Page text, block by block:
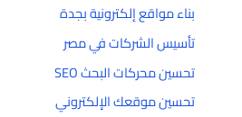
بناء مواقع إلكترونية بجدة
تأسيس الشركات في مصر
تحسين محركات البحث SEO
تحسين موقعك الإلكتروني